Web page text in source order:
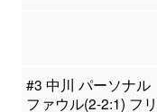
#3 中川 パーソナル
ファウル(2-2:1) フリ